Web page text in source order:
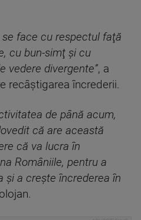
se face cu respectul faţă
cu bun-simţ şi cu
vedere divergente”, a
recâştigarea încrederii.
de până acum,
că are această
că va lucra în
Româniile, pentru a
şi a creşte încrederea în